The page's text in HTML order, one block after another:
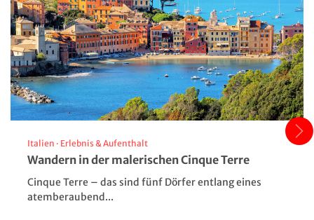
erleben sind. Der italienische Regisseur Damiano
Michieletto verlegt die Handlung in die glanzvolle Welt der
„Goldenen Zwanziger Jahre“. Vor der Kulisse funkelnder
Jazzclubs und dekadenter Abendgesellschaften – zwischen
Lebenshunger und Zerbrechlichkeit – steht Violetta vor
einer Entscheidung, die ihr Schicksal unwiderruflich
besiegelt.
Das familiär geführte 4*Hotel Gasthof zum Mohren
dank seiner zentralen Lage in Rankweil ein idealer
Ausgangspunkt für Ausflüge in der Umgebung. Zur
Ausstattung zählen das hoteleigene Restaurant mit
Italien · Erlebnis & Aufenthalt
Wandern in der malerischen Cinque Terre
Cinque Terre – das sind fünf Dörfer entlang eines
atemberaubend...